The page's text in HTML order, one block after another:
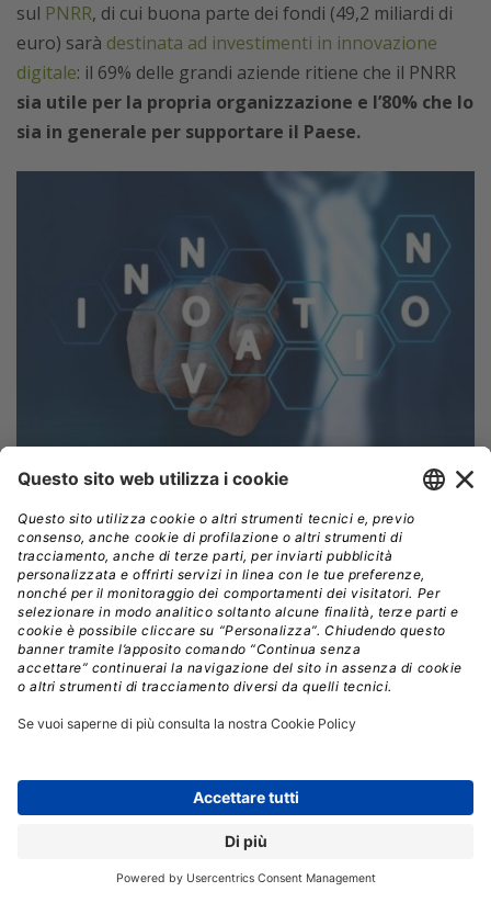
sul PNRR, di cui buona parte dei fondi (49,2 miliardi di
euro) sarà destinata ad investimenti in innovazione
digitale: il 69% delle grandi aziende ritiene che il PNRR
sia utile per la propria organizzazione e l’80% che lo
sia in generale per supportare il Paese.
della cultura digitale
L’aumento di investimenti in innovazione digitale da
parte delle imprese italiane porta la necessità di
definire una governance efficace, in modo da
strutturare adeguati modelli organizzativi per
diffondere il processo di innovazione e una “cultura
digitale” in tutta l’azienda. A questo scopo,
“direzione innovazione” o un singolo ruolo
dedicato,
mentre nelle PMI sono ancora molto rari i
ruoli dedicati. Nel 44% delle grandi aziende, oltre alla
direzione innovazione,
sono presenti figure